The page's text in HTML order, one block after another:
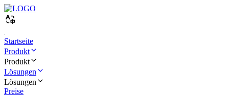
Startseite
Produkt
Produkt
Lösungen
Lösungen
Preise